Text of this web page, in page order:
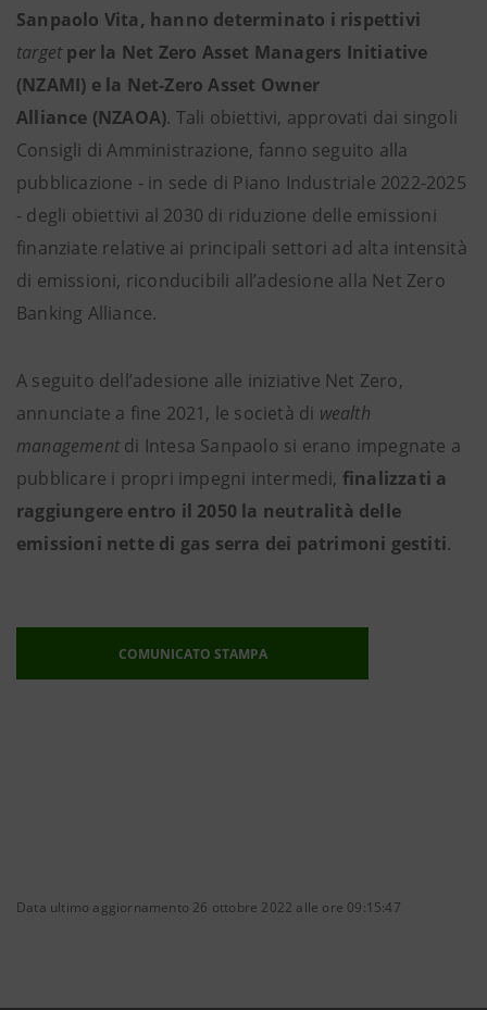
Sanpaolo Vita, hanno determinato i rispettivi
targetper la Net Zero Asset Managers Initiative
(NZAMI) e la Net-Zero Asset Owner
Alliance (NZAOA). Tali obiettivi, approvati dai singoli
Consigli di Amministrazione, fanno seguito alla
pubblicazione - in sede di Piano Industriale 2022-2025
- degli obiettivi al 2030 di riduzione delle emissioni
finanziate relative ai principali settori ad alta intensità
di emissioni, riconducibili all’adesione alla Net Zero
Banking Alliance.
A seguito dell’adesione alle iniziative Net Zero,
annunciate a fine 2021, le società di wealth
managementdi Intesa Sanpaolo si erano impegnate a
pubblicare i propri impegni intermedi, finalizzati a
raggiungere entro il 2050 la neutralità delle
emissioni nette di gas serra dei patrimoni gestiti.
COMUNICATO STAMPA
Data ultimo aggiornamento 26 ottobre 2022 alle ore 09:15:47